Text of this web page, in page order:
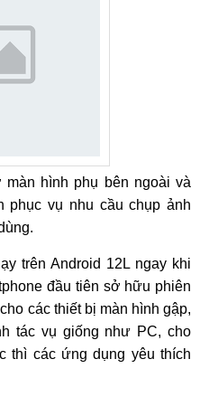
hình phụ bên ngoài và
phục vụ nhu cầu chụp ảnh
trên Android 12L ngay khi
đầu tiên sở hữu phiên
các thiết bị màn hình gập,
tác vụ giống như PC, cho
thì các ứng dụng yêu thích